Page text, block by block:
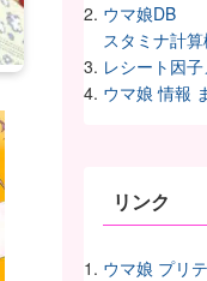
ウマ娘DB
スタミナ計
レシート因
ウマ娘 情報
リンク
ウマ娘 プリ